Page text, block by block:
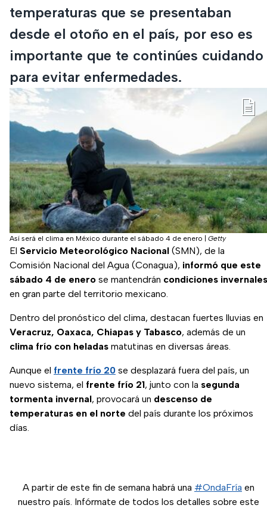
temperaturas que se presentaban
desde el otoño en el país, por eso es
importante que te continúes cuidando
para evitar enfermedades.
Así será el clima en México durante el sábado 4 de enero | Getty
El Servicio Meteorológico Nacional (SMN), de la
Comisión Nacional del Agua (Conagua), informó que este
sábado 4 de enero se mantendrán condiciones invernales
en gran parte del territorio mexicano.
Dentro del pronóstico del clima, destacan fuertes lluvias en
Veracruz, Oaxaca, Chiapas y Tabasco, además de un
clima frío con heladas matutinas en diversas áreas.
Aunque el frente frío 20 se desplazará fuera del país, un
nuevo sistema, el frente frío 21, junto con la segunda
tormenta invernal, provocará un descenso de
temperaturas en el norte del país durante los próximos
días.
A partir de este fin de semana habrá una #OndaFría en
nuestro país. Infórmate de todos los detalles sobre este